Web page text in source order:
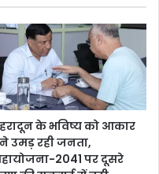
के भविष्य को आकार
उमड़ रही जनता,
2041 पर दूसरे